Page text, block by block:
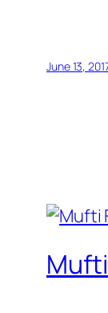
June 13,